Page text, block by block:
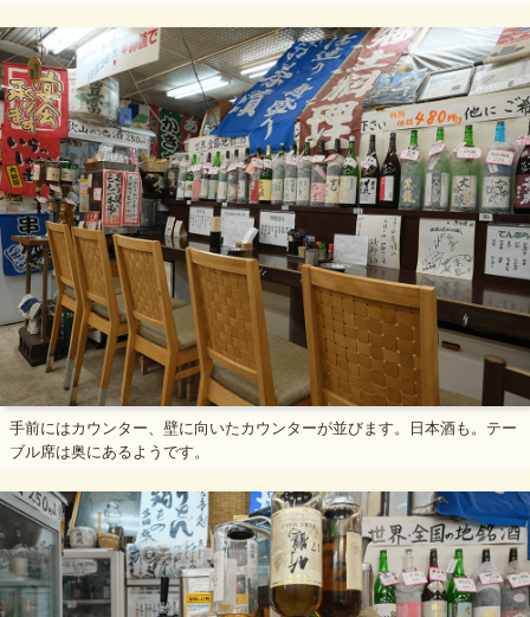
手前にはカウンター、壁に向いたカウンターが並びます。日本酒も。テー
ブル席は奥にあるようです。